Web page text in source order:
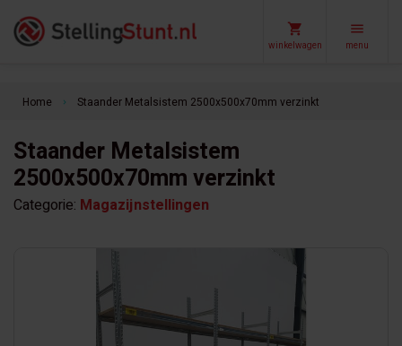
winkelwagen menu
Home keyboard_arrow_right Staander Metalsistem 2500x500x70mm verzinkt
Staander Metalsistem
2500x500x70mm verzinkt
Categorie: Magazijnstellingen